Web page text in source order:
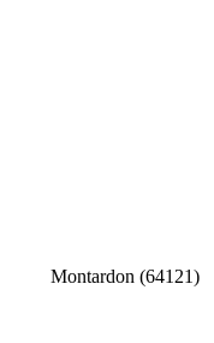
Montardon (64121)